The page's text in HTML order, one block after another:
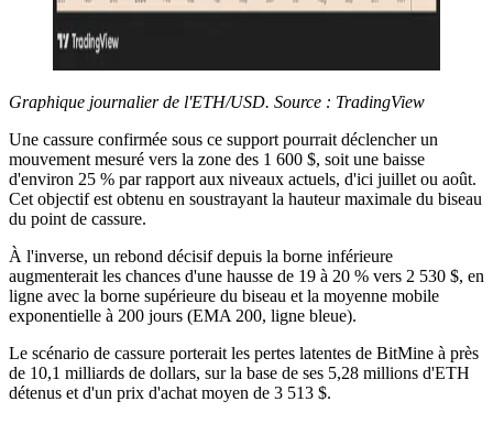
Graphique journalier de l'ETH/USD. Source : TradingView
Une cassure confirmée sous ce support pourrait déclencher un
mouvement mesuré vers la zone des 1 600 $, soit une baisse
d'environ 25 % par rapport aux niveaux actuels, d'ici juillet ou août.
Cet objectif est obtenu en soustrayant la hauteur maximale du biseau
du point de cassure.
À l'inverse, un rebond décisif depuis la borne inférieure
augmenterait les chances d'une hausse de 19 à 20 % vers 2 530 $, en
ligne avec la borne supérieure du biseau et la moyenne mobile
exponentielle à 200 jours (EMA 200, ligne bleue).
Le scénario de cassure porterait les pertes latentes de BitMine à près
de 10,1 milliards de dollars, sur la base de ses 5,28 millions d'ETH
détenus et d'un prix d'achat moyen de 3 513 $.